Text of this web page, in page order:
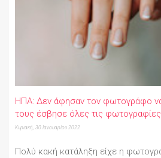
ΗΠΑ: Δεν άφησαν τον φωτογράφο
τους έσβησε όλες τις
Κυριακή, 30 Ιανουαρίου 2022
Πολύ κακή κατάληξη είχε η